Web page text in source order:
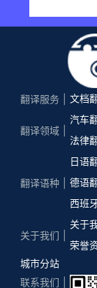
翻译服务 文档
翻译领域
汽车
法律
翻译语种
日语
德语
西班
关于我们
关于
荣誉
城市分站
联系我们